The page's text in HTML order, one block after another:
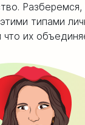
типами
что их